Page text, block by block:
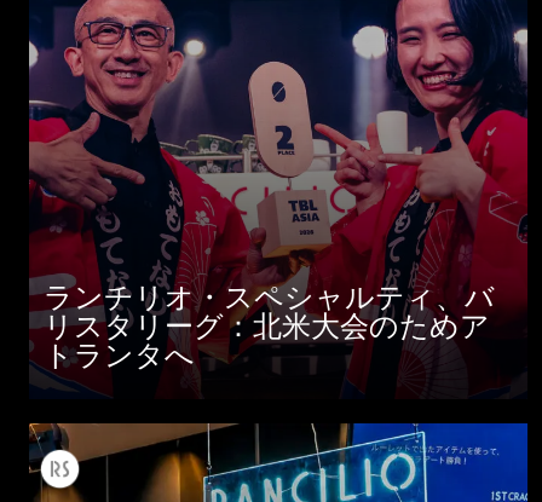
ランチリオ・スペシャルティ、バ
リスタリーグ：北米大会のためア
トランタへ